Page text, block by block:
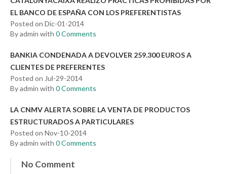
EL BANCO DE ESPAÑA CON LOS PREFERENTISTAS
Posted on Dic-01-2014
By admin with 0 Comments
BANKIA CONDENADA A DEVOLVER 259.300 EUROS A
CLIENTES DE PREFERENTES
Posted on Jul-29-2014
By admin with 0 Comments
LA CNMV ALERTA SOBRE LA VENTA DE PRODUCTOS
ESTRUCTURADOS A PARTICULARES
Posted on Nov-10-2014
By admin with 0 Comments
No Comment